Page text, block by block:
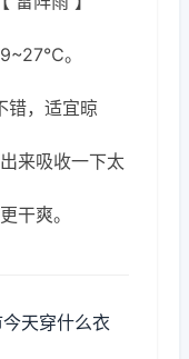
。
错，适宜晾
来吸收一下太
干爽。
天穿什么衣